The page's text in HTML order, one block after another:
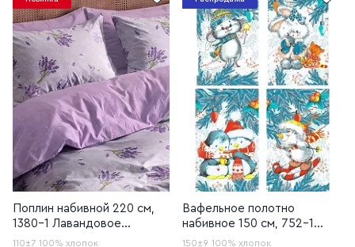
Поплин набивной 220 см,
1380-1 Лавандовое
кружево
110±7 100% хлопок
Вафельное полотно
набивное 150 см, 752-1
Зимние игрушки
150±9 100% хлопок